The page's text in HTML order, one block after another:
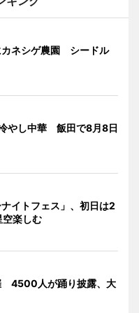
カネシゲ農園 シードル
やし中華 飯田で8月8日
イトフェス」、初日は2
楽しむ
4500人が踊り披露、大